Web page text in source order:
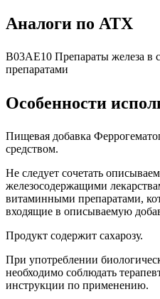
Аналоги по АТХ
B03AE10 Препараты железа в
препаратами
Особенности
Пищевая добавка
средством.
Не следует сочетать
железосодержащими
витаминными препаратами,
входящие в описываемую
Продукт содержит сахарозу.
При употреблении
необходимо соблюдать
инструкции по применению.